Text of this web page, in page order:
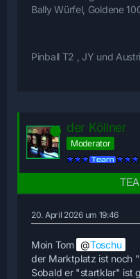
Bally Würfel, Goldene
Pinball T2 , JY und
Online der Köllner
Moderator
20. April 2026 um 19:46
Moin Tom
Toschu
der Marktplatz ist noch
Sobald er "startklar" ist